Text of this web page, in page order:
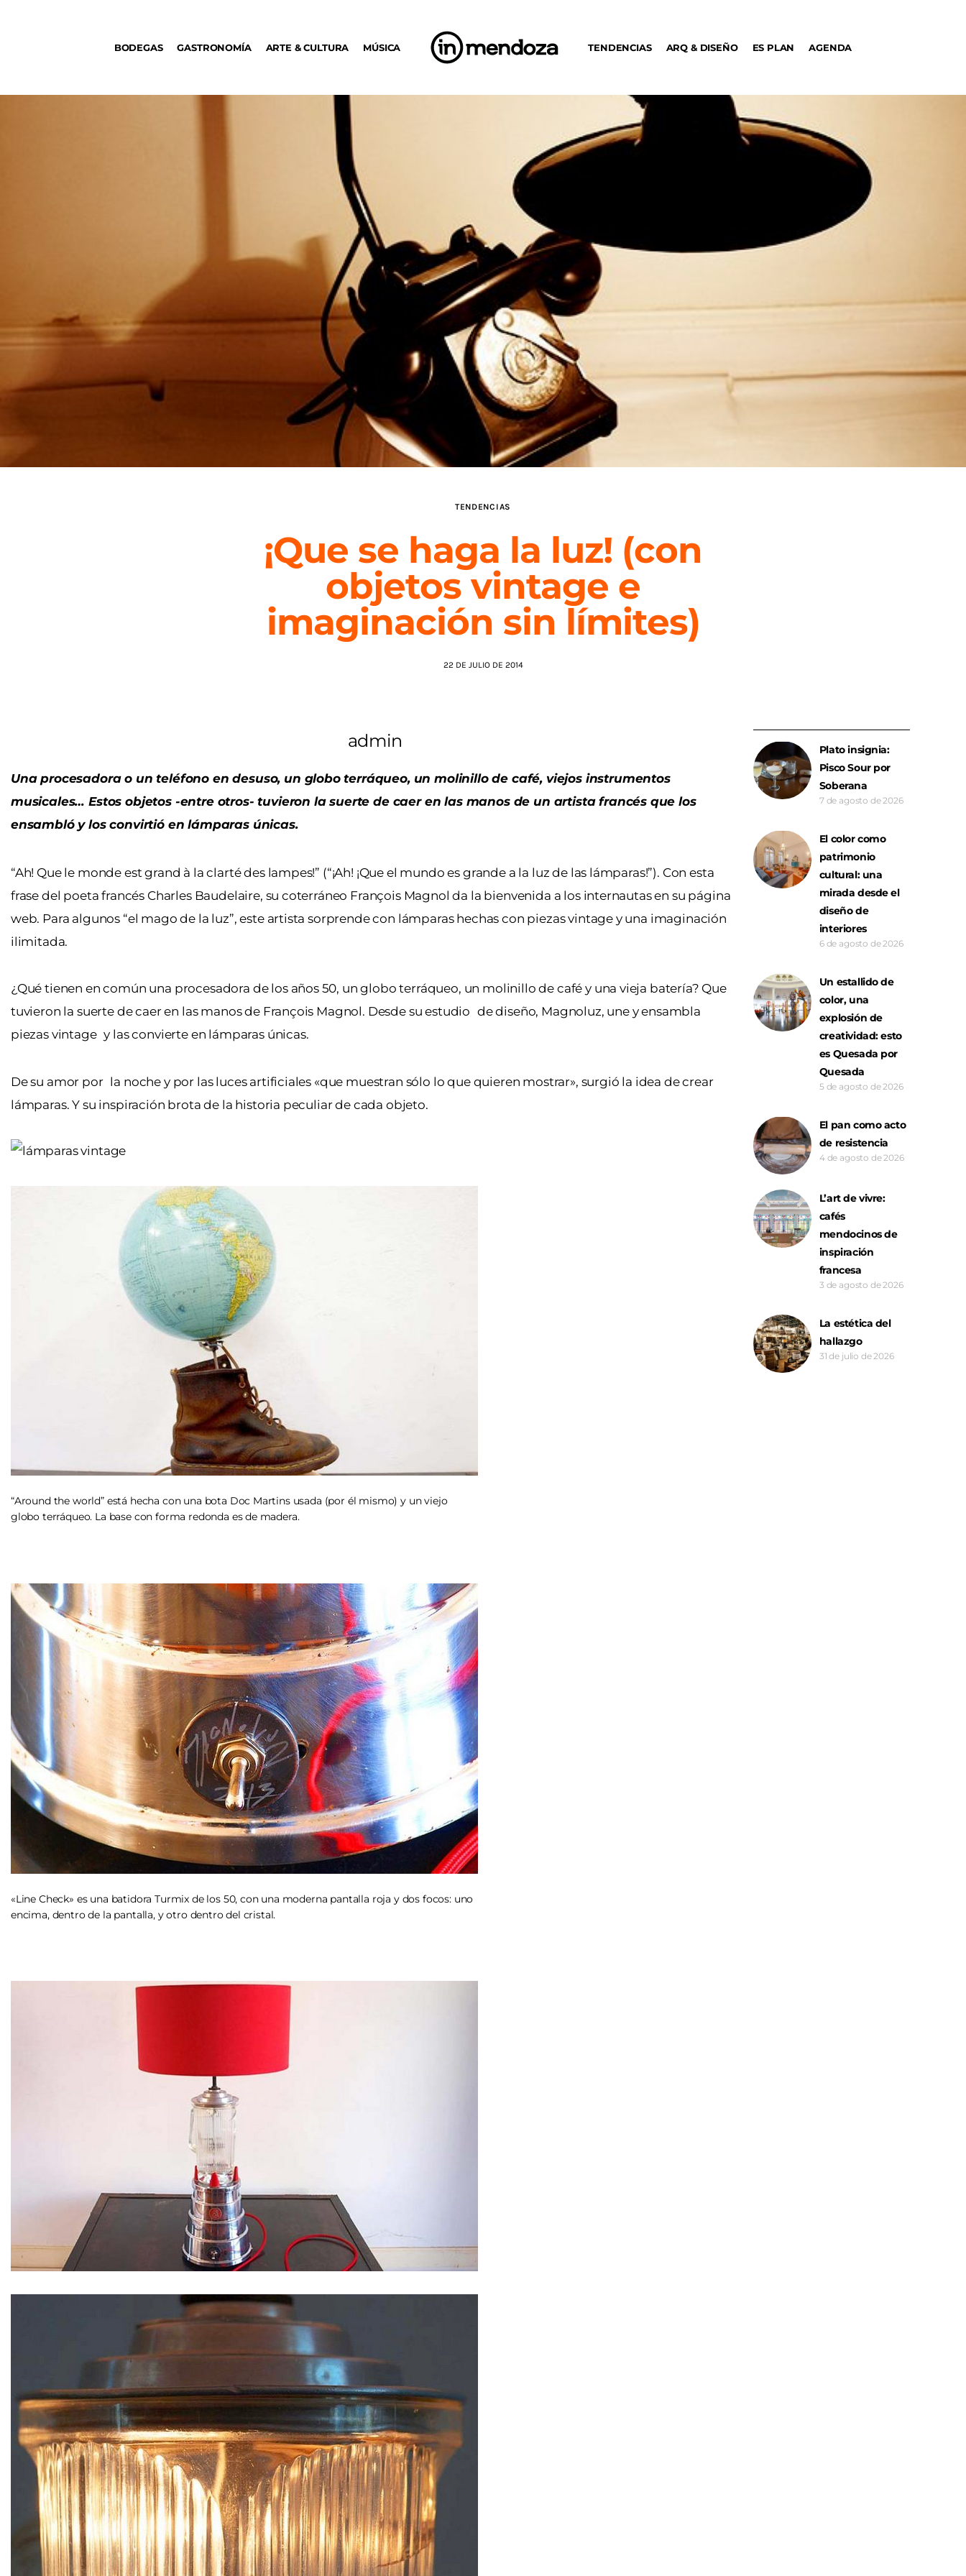
BODEGAS GASTRONOMÍA ARTE & CULTURA MÚSICA TENDENCIAS ARQ & DISEÑO ES PLAN AGENDA
TENDENCIAS
¡Que se haga la luz! (con
objetos vintage e
imaginación sin límites)
22 DE JULIO DE 2014
admin
Una procesadora o un teléfono en desuso, un globo terráqueo, un molinillo de café, viejos instrumentos
musicales… Estos objetos -entre otros- tuvieron la suerte de caer en las manos de un artista francés que los
ensambló y los convirtió en lámparas únicas.
“Ah! Que le monde est grand à la clarté des lampes!” (“¡Ah! ¡Que el mundo es grande a la luz de las lámparas!”). Con esta
frase del poeta francés Charles Baudelaire, su coterráneo François Magnol da la bienvenida a los internautas en su página
web. Para algunos “el mago de la luz”, este artista sorprende con lámparas hechas con piezas vintage y una imaginación
ilimitada.
¿Qué tienen en común una procesadora de los años 50, un globo terráqueo, un molinillo de café y una vieja batería? Que
tuvieron la suerte de caer en las manos de François Magnol. Desde su estudio de diseño, Magnoluz, une y ensambla
piezas vintage y las convierte en lámparas únicas.
De su amor por la noche y por las luces artificiales «que muestran sólo lo que quieren mostrar», surgió la idea de crear
lámparas. Y su inspiración brota de la historia peculiar de cada objeto.
“Around the world” está hecha con una bota Doc Martins usada (por él mismo) y un viejo
globo terráqueo. La base con forma redonda es de madera.
«Line Check» es una batidora Turmix de los 50, con una moderna pantalla roja y dos focos: uno
encima, dentro de la pantalla, y otro dentro del cristal.
Plato insignia:
Pisco Sour por
Soberana
7 de agosto de 2026
El color como
patrimonio
cultural: una
mirada desde el
diseño de
interiores
6 de agosto de 2026
Un estallido de
color, una
explosión de
creatividad: esto
es Quesada por
Quesada
5 de agosto de 2026
El pan como acto
de resistencia
4 de agosto de 2026
L’art de vivre:
cafés
mendocinos de
inspiración
francesa
3 de agosto de 2026
La estética del
hallazgo
31 de julio de 2026